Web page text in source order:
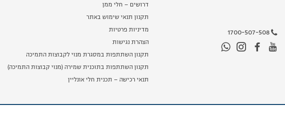
1700-507-508
דרושים – חלי ממן
תקנון תנאי שימוש באתר
מדיניות פרטיות
הצהרת נגישות
תקנון השתתפות במסגרת מנוי לקבוצות התמיכה
תקנון השתתפות בתוכנית שמירה (מנוי קבוצות התמיכה)
תנאי רכישה – תכנית חלי אונליין